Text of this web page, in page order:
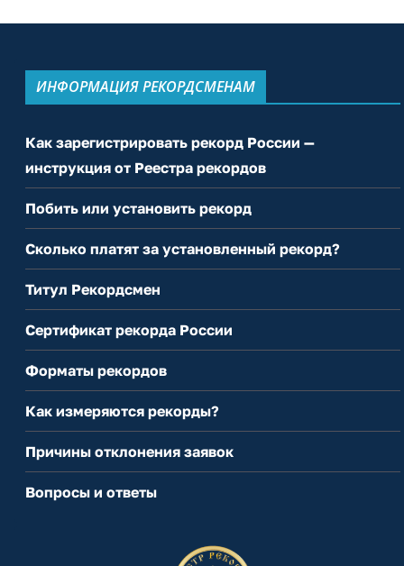
ИНФОРМАЦИЯ РЕКОРДСМЕНАМ
Как зарегистрировать рекорд России —
инструкция от Реестра рекордов
Побить или установить рекорд
Сколько платят за установленный рекорд?
Титул Рекордсмен
Сертификат рекорда России
Форматы рекордов
Как измеряются рекорды?
Причины отклонения заявок
Вопросы и ответы